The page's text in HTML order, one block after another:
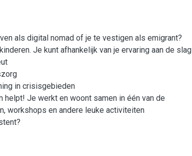
als digital nomad of je te vestigen als emigrant?
Je kunt afhankelijk van je ervaring aan de slag
in crisisgebieden
helpt! Je werkt en woont samen in één van de
workshops en andere leuke activiteiten